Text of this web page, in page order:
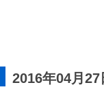
2016年04月